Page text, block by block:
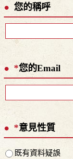
您的稱呼
*您的Email
*意見性質
既有資料疑誤